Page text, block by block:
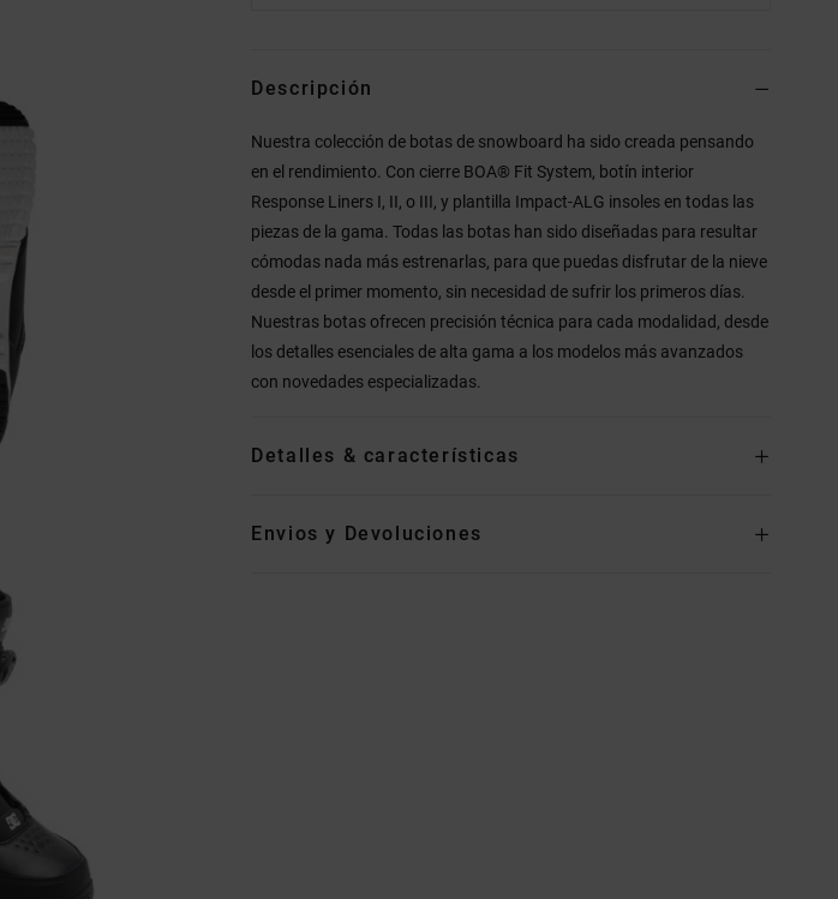
Descripción
Nuestra colección de botas de snowboard ha sido creada pensando
en el rendimiento. Con cierre BOA® Fit System, botín interior
Response Liners I, II, o III, y plantilla Impact-ALG insoles en todas las
piezas de la gama. Todas las botas han sido diseñadas para resultar
cómodas nada más estrenarlas, para que puedas disfrutar de la nieve
desde el primer momento, sin necesidad de sufrir los primeros días.
Nuestras botas ofrecen precisión técnica para cada modalidad, desde
los detalles esenciales de alta gama a los modelos más avanzados
con novedades especializadas.
Detalles & características
Envios y Devoluciones